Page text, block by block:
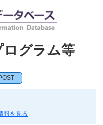
グラム等
報を見る